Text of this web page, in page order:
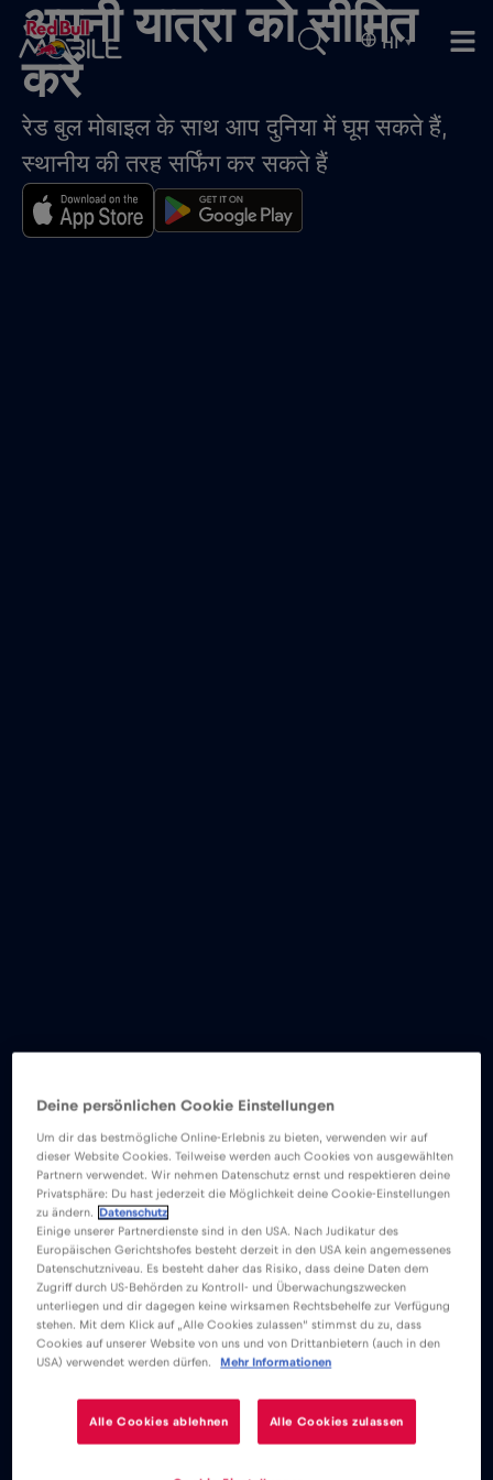
HI ▾
अपनी यात्रा को सीमित
करें
रेड बुल मोबाइल के साथ आप दुनिया में घूम सकते हैं,
स्थानीय की तरह सर्फिंग कर सकते हैं
Deine persönlichen Cookie Einstellungen
Um dir das bestmögliche Online-Erlebnis zu bieten, verwenden wir auf
dieser Website Cookies. Teilweise werden auch Cookies von ausgewählten
Partnern verwendet. Wir nehmen Datenschutz ernst und respektieren deine
Privatsphäre: Du hast jederzeit die Möglichkeit deine Cookie-Einstellungen
zu ändern.
Datenschutz
Einige unserer Partnerdienste sind in den USA. Nach Judikatur des
Europäischen Gerichtshofes besteht derzeit in den USA kein angemessenes
Datenschutzniveau. Es besteht daher das Risiko, dass deine Daten dem
Zugriff durch US-Behörden zu Kontroll- und Überwachungszwecken
unterliegen und dir dagegen keine wirksamen Rechtsbehelfe zur Verfügung
stehen. Mit dem Klick auf „Alle Cookies zulassen“ stimmst du zu, dass
Cookies auf unserer Website von uns und von Drittanbietern (auch in den
USA) verwendet werden dürfen.
Mehr Informationen
Alle Cookies ablehnen Alle Cookies zulassen